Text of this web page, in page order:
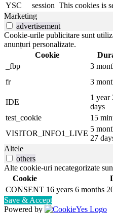
YSC
session This cookies is
Marketing
advertisement
Cookie-urile publicitare sunt
anunțuri personalizate.
Cookie
_fbp
3
fr
3
IDE
1 year
days
test_cookie
15
VISITOR_INFO1_LIVE
5
27
Altele
others
Alte cookie-uri necategorizate
Cookie
CONSENT 16 years 6 months
Save & Accept
Powered by